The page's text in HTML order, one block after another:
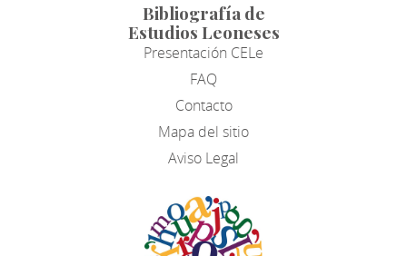
Bibliografía de
Estudios Leoneses
Presentación CELe
FAQ
Contacto
Mapa del sitio
Aviso Legal